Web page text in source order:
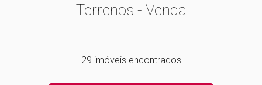
Terrenos - Venda
29 imóveis encontrados